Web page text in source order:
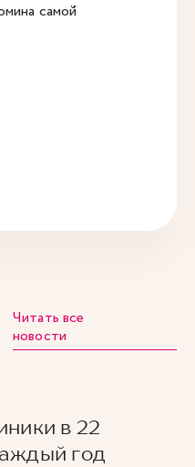
Читать все
новости
самой
в 22
год